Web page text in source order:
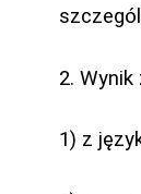
2.
1) z